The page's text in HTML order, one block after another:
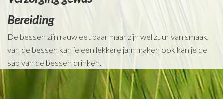
Bereiding
De bessen zijn rauw eet baar maar zijn wel zuur van smaak,
van de bessen kan je een lekkere jam maken ook kan je de
sap van de bessen drinken.